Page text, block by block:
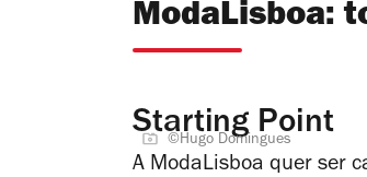
ModaLisboa:
Starting Point
©Hugo Domingues
A ModaLisboa quer ser